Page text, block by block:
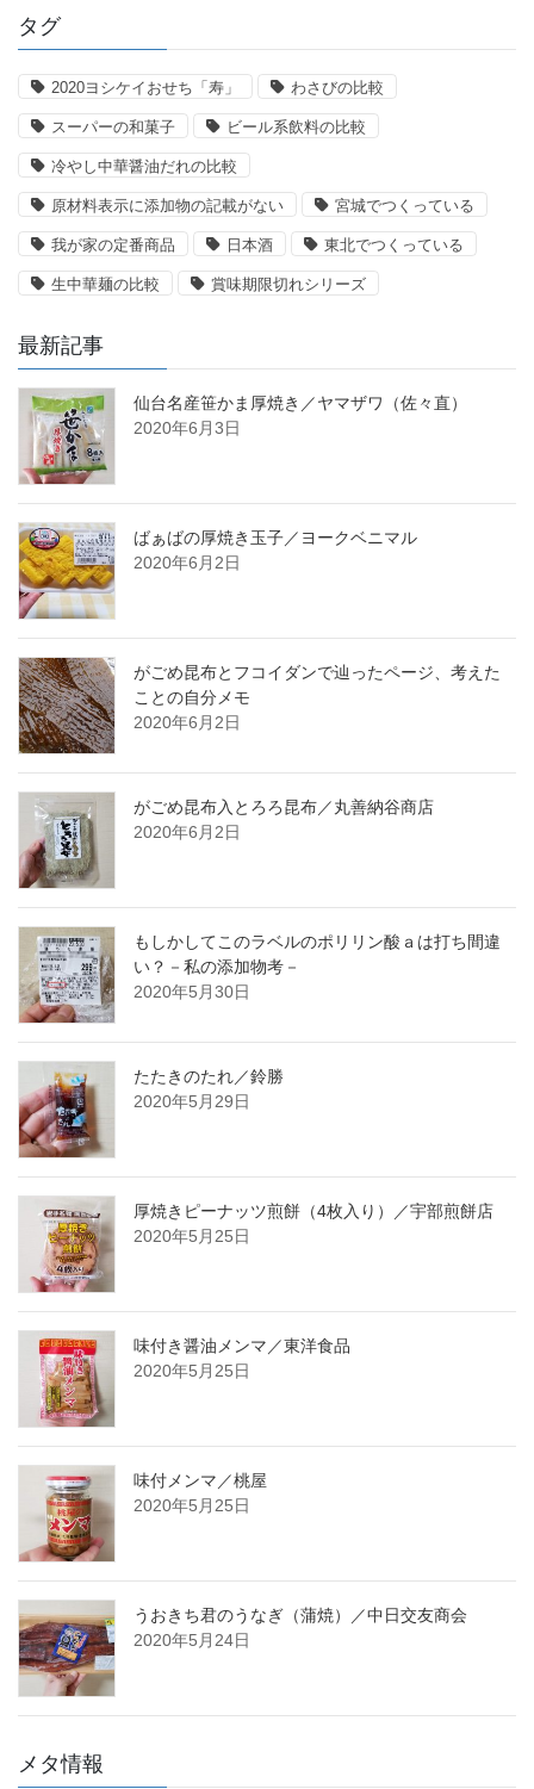
タグ
2020ヨシケイおせち「寿」 わさびの比較
スーパーの和菓子 ビール系飲料の比較
冷やし中華醤油だれの比較
原材料表示に添加物の記載がない 宮城でつくっている
我が家の定番商品 日本酒 東北でつくっている
生中華麺の比較 賞味期限切れシリーズ
最新記事
仙台名産笹かま厚焼き／ヤマザワ（佐々直）
2020年6月3日
ばぁばの厚焼き玉子／ヨークベニマル
2020年6月2日
がごめ昆布とフコイダンで辿ったページ、考えた
ことの自分メモ
2020年6月2日
がごめ昆布入とろろ昆布／丸善納谷商店
2020年6月2日
もしかしてこのラベルのポリリン酸ａは打ち間違
い？－私の添加物考－
2020年5月30日
たたきのたれ／鈴勝
2020年5月29日
厚焼きピーナッツ煎餅（4枚入り）／宇部煎餅店
2020年5月25日
味付き醤油メンマ／東洋食品
2020年5月25日
味付メンマ／桃屋
2020年5月25日
うおきち君のうなぎ（蒲焼）／中日交友商会
2020年5月24日
メタ情報